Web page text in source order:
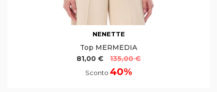
NENETTE
Top MERMEDIA
81,00 €
135,00 €
Sconto 40%